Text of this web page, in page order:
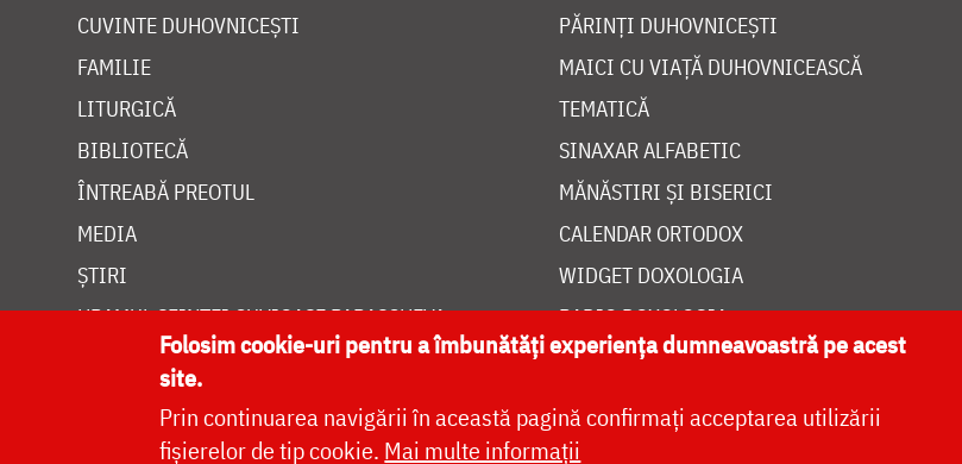
CUVINTE DUHOVNICEȘTI
FAMILIE
LITURGICĂ
BIBLIOTECĂ
ÎNTREABĂ PREOTUL
MEDIA
ȘTIRI
HRAMUL SFINTEI CUVIOASE PARASCHEVA
PĂRINȚI DUHOVNICEȘTI
MAICI CU VIAȚĂ DUHOVNICEASCĂ
TEMATICĂ
SINAXAR ALFABETIC
MĂNĂSTIRI ȘI BISERICI
CALENDAR ORTODOX
WIDGET DOXOLOGIA
RADIO DOXOLOGIA
Folosim cookie-uri pentru a îmbunătăți experiența dumneavoastră pe acest
site.
Prin continuarea navigării în această pagină confirmați acceptarea utilizării
fișierelor de tip cookie. Mai multe informații